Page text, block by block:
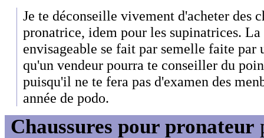
Je te déconseille vivement d'acheter des
pronatrice, idem pour les supinatrices.
envisageable se fait par semelle faite par
qu'un vendeur pourra te conseiller du
puisqu'il ne te fera pas d'examen des
année de podo.
Chaussures pour pronateur